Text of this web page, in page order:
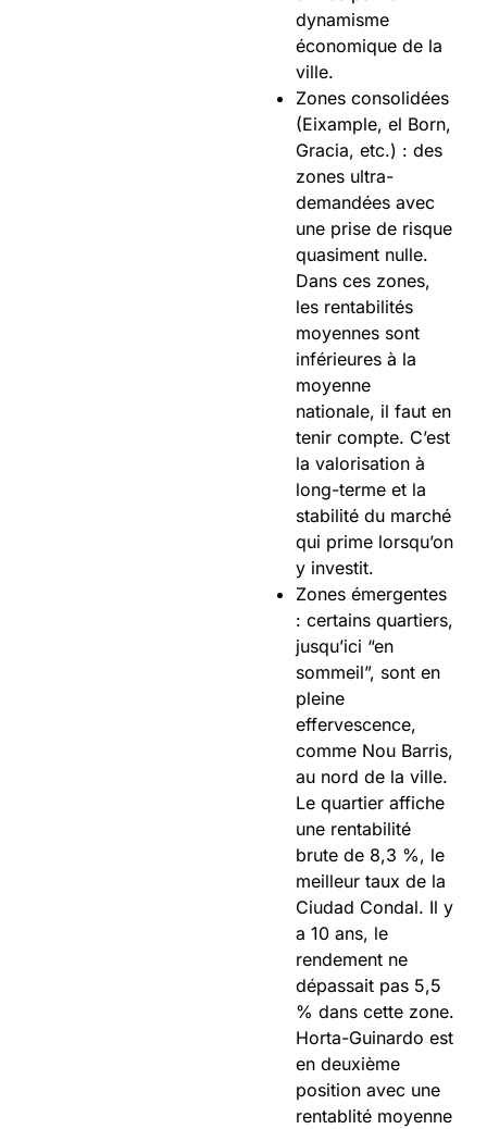
dynamisme
économique de la
ville.
Zones consolidées
(Eixample, el Born,
Gracia, etc.) : des
zones ultra-
demandées avec
une prise de risque
quasiment nulle.
Dans ces zones,
les rentabilités
moyennes sont
inférieures à la
moyenne
nationale, il faut en
tenir compte. C’est
la valorisation à
long-terme et la
stabilité du marché
qui prime lorsqu’on
y investit.
Zones émergentes
: certains quartiers,
jusqu’ici “en
sommeil”, sont en
pleine
effervescence,
comme Nou Barris,
au nord de la ville.
Le quartier affiche
une rentabilité
brute de 8,3 %, le
meilleur taux de la
Ciudad Condal. Il y
a 10 ans, le
rendement ne
dépassait pas 5,5
% dans cette zone.
Horta-Guinardo est
en deuxième
position avec une
rentablité moyenne